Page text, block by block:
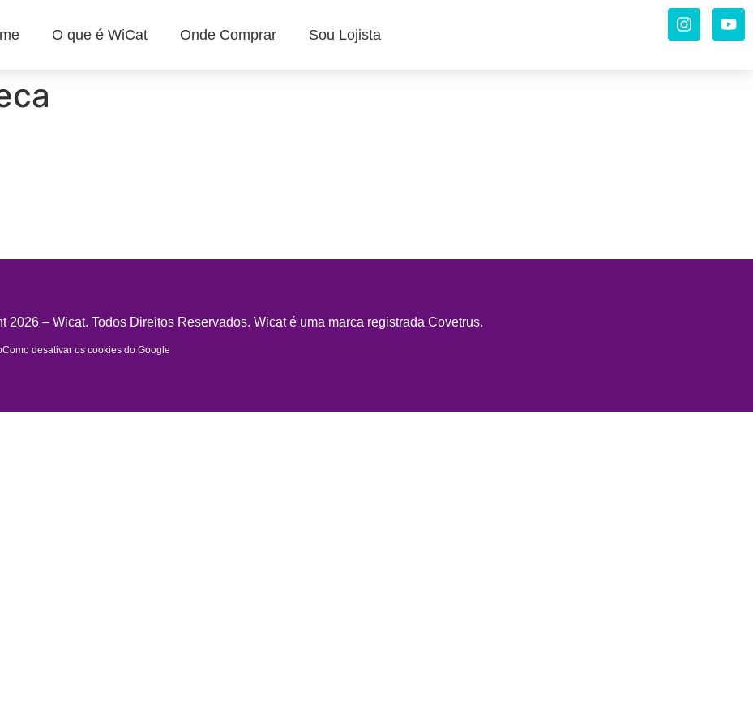
O que é WiCat Onde Comprar Sou Lojista
2026 – Wicat. Todos Direitos Reservados. Wicat é uma marca registrada Covetrus.
Como desativar os cookies do Google